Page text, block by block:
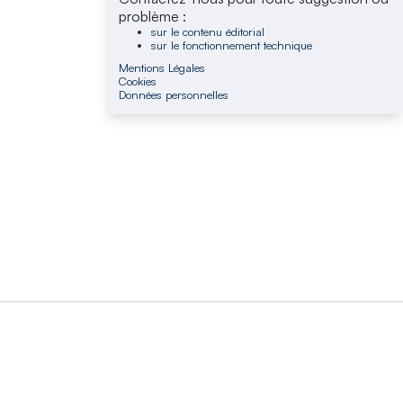
problème :
sur le contenu éditorial
sur le fonctionnement technique
Mentions Légales
Cookies
Données personnelles